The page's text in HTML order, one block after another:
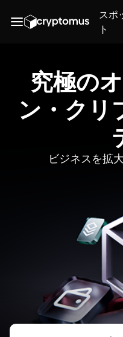
スポ
ト
究極の
ン・クリ
ビジネスを拡